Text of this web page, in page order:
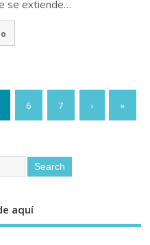
se extiende…
6 7 › »
aquí